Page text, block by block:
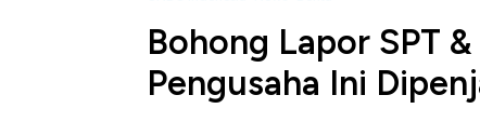
Bohong Lapor SPT
Pengusaha Ini